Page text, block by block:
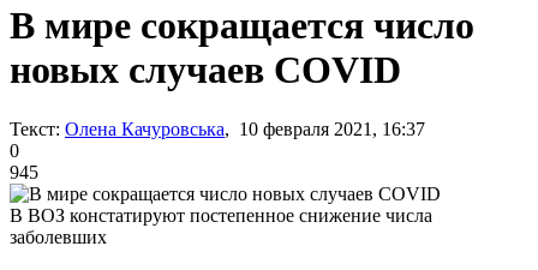
В мире сокращается число
новых случаев COVID
Текст: Олена Качуровська, 10 февраля 2021, 16:37
0
945
В ВОЗ констатируют постепенное снижение числа
заболевших